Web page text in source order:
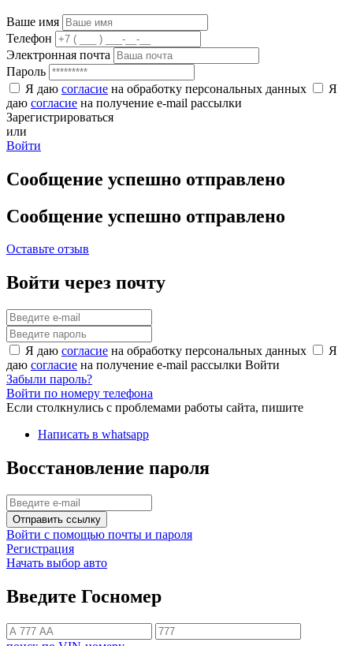
Ваше имя
Телефон
Электронная почта
Пароль
Я даю согласие на обработку персональных данных
Я
даю согласие на получение e-mail рассылки
Зарегистрироваться
или
Войти
Сообщение успешно отправлено
Сообщение успешно отправлено
Оставьте отзыв
Войти через почту
Я даю согласие на обработку персональных данных
Я
даю согласие на получение e-mail рассылки Войти
Забыли пароль?
Войти по номеру телефона
Если столкнулись с проблемами работы сайта, пишите
Написать в whatsapp
Восстановление пароля
Отправить ссылку
Войти с помощью почты и пароля
Регистрация
Начать выбор авто
Введите Госномер